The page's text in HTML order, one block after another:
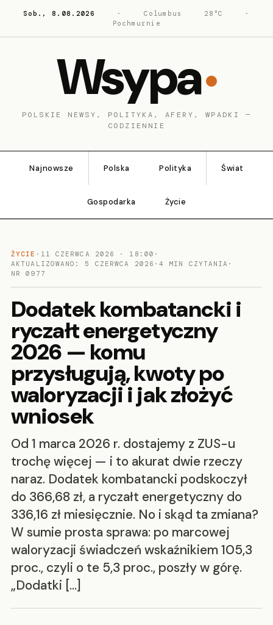
Sob., 8.08.2026 · Columbus 28°C
·
Pochmurnie
Wsypa
POLSKIE NEWSY, POLITYKA, AFERY, WPADKI —
CODZIENNIE
Najnowsze Polska Polityka Świat
Gospodarka Życie
ŻYCIE · 11 CZERWCA 2026 · 18:00 ·
AKTUALIZOWANO: 5 CZERWCA 2026 ·4 MIN CZYTANIA ·
NR 0977
Dodatek kombatancki i
ryczałt energetyczny
2026 — komu
przysługują, kwoty po
waloryzacji i jak złożyć
wniosek
Od 1 marca 2026 r. dostajemy z ZUS-u
trochę więcej — i to akurat dwie rzeczy
naraz. Dodatek kombatancki podskoczył
do 366,68 zł, a ryczałt energetyczny do
336,16 zł miesięcznie. No i skąd ta zmiana?
W sumie prosta sprawa: po marcowej
waloryzacji świadczeń wskaźnikiem 105,3
proc., czyli o te 5,3 proc., poszły w górę.
„Dodatki […]